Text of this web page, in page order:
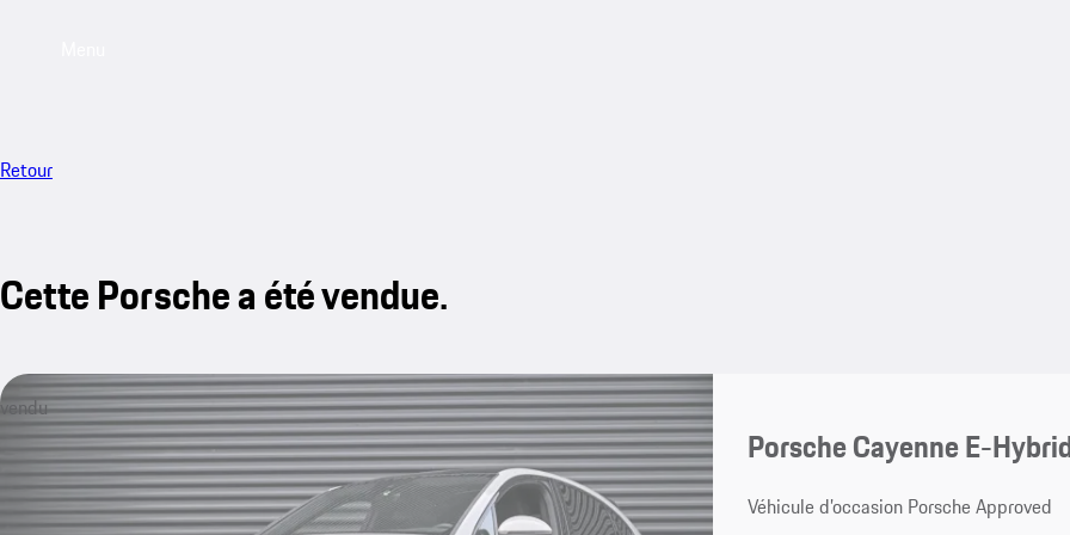
Retour
Cette Porsche a été vendue.
vendu
Porsche Cayenne E-
Véhicule d’occasion Porsche Approved